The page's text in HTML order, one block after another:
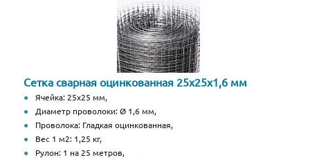
Сетка сварная оцинкованная 25х25х1,6 мм
Ячейка: 25х25 мм,
Диаметр проволоки: Ø 1,6 мм,
Проволока: Гладкая оцинкованная,
Вес 1 м2: 1,25 кг,
Рулон: 1 на 25 метров,